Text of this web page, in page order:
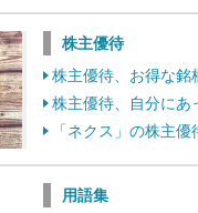
株主優待
株主優待、お得な銘
株主優待、自分にあ
「ネクス」の株主優
用語集